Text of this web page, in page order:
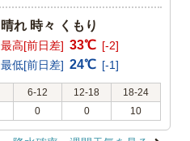
晴れ 時々 くもり
最高[前日差] 33℃ [-2]
最低[前日差] 24℃ [-1]
6-12 12-18
18-24
0 0 10